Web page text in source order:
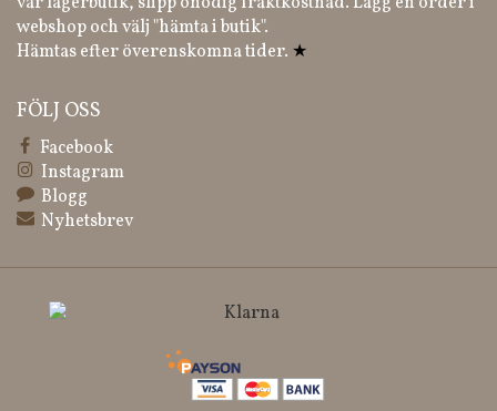
webshop och välj "hämta i butik".
Hämtas efter överenskomna tider. ★
FÖLJ OSS
Facebook
Instagram
Blogg
Nyhetsbrev